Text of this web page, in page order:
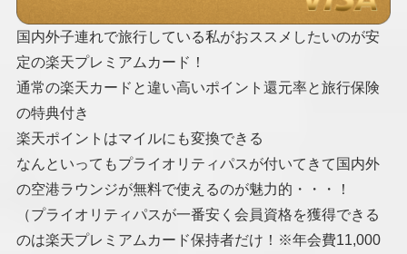
国内外子連れで旅行している私がおススメしたいのが安
定の楽天プレミアムカード！
通常の楽天カードと違い高いポイント還元率と旅行保険
の特典付き
楽天ポイントはマイルにも変換できる
なんといってもプライオリティパスが付いてきて国内外
の空港ラウンジが無料で使えるのが魅力的・・・！
（プライオリティパスが一番安く会員資格を獲得できる
のは楽天プレミアムカード保持者だけ！※年会費11,000